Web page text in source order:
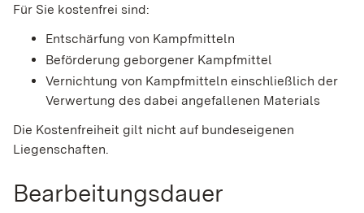
Für Sie kostenfrei sind:
Entschärfung von Kampfmitteln
Beförderung geborgener Kampfmittel
Vernichtung von Kampfmitteln einschließlich der
Verwertung des dabei angefallenen Materials
Die Kostenfreiheit gilt nicht auf bundeseigenen
Liegenschaften.
Bearbeitungsdauer